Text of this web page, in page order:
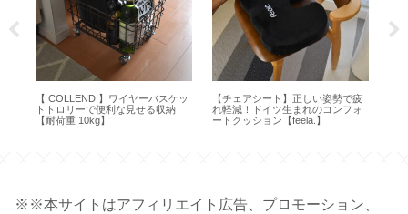
【 COLLEND 】ワイヤーバスケッ
トトロリーで便利な見せる収納
【耐荷重 10kg】
【チェアシート】正しい姿勢で疲
れ軽減！ドイツ生まれのコンフォ
ートクッション【feela.】
※※本サイトはアフィリエイト広告、プロモーション、